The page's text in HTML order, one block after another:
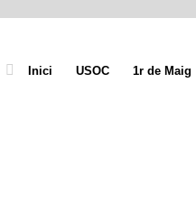
Inici USOC 1r de Maig